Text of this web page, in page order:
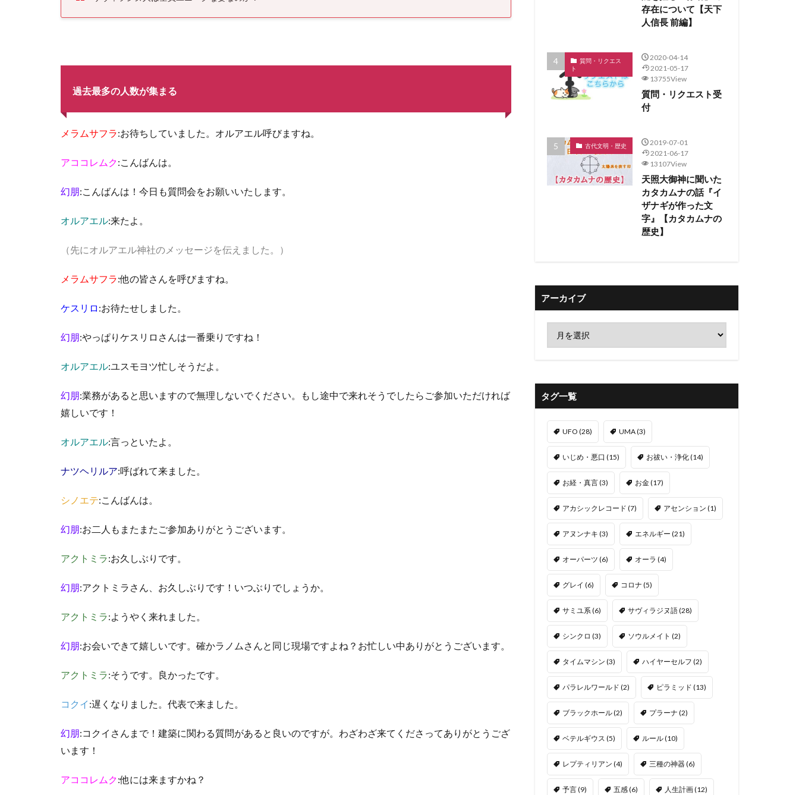
過去最多の人数が集まる
メラムサフラ:お待ちしていました。オルアエル呼びますね。
アココレムク:こんばんは。
幻朋:こんばんは！今日も質問会をお願いいたします。
オルアエル:来たよ。
（先にオルアエル神社のメッセージを伝えました。）
メラムサフラ:他の皆さんを呼びますね。
ケスリロ :お待たせしました。
幻朋:やっぱりケスリロさんは一番乗りですね！
オルアエル:ユスモヨツ忙しそうだよ。
幻朋:業務があると思いますので無理しないでください。もし途中で来れそうでしたらご参加いただければ
嬉しいです！
オルアエル:言っといたよ。
ナツヘリルア:呼ばれて来ました。
シノエテ:こんばんは。
幻朋:お二人もまたまたご参加ありがとうございます。
アクトミラ:お久しぶりです。
幻朋:アクトミラさん、お久しぶりです！いつぶりでしょうか。
アクトミラ:ようやく来れました。
幻朋:お会いできて嬉しいです。確かラノムさんと同じ現場ですよね？お忙しい中ありがとうございます。
アクトミラ:そうです。良かったです。
コクイ :遅くなりました。代表で来ました。
幻朋:コクイさんまで！建築に関わる質問があると良いのですが。わざわざ来てくださってありがとうござ
います！
アココレムク:他には来ますかね？
存在について【天下
人信長 前編】
質問・リクエス
ト
2020-04-14
2021-05-17
13755View
質問・リクエスト受
付
古代文明・歴史
2019-07-01
2021-06-17
13107View
天照大御神に聞いた
カタカムナの話『イ
ザナギが作った文
字』【カタカムナの
歴史】
アーカイブ
タグ一覧
UFO (28) UMA(3)
いじめ・悪口 (15) お祓い・浄化(14)
お経・真言(3) お金(17)
アカシックレコード (7) アセンション (1)
アヌンナキ (3) エネルギー (21)
オーパーツ (6) オーラ (4)
グレイ (6) コロナ (5)
サミユ系(6) サヴィラジヌ語(28)
シンクロ (3) ソウルメイト (2)
タイムマシン (3) ハイヤーセルフ (2)
パラレルワールド (2) ピラミッド (13)
ブラックホール(2) プラーナ (2)
ベテルギウス (5) ルール(10)
レプティリアン (4) 三種の神器(6)
予言(9) 五感(6) 人生計画(12)